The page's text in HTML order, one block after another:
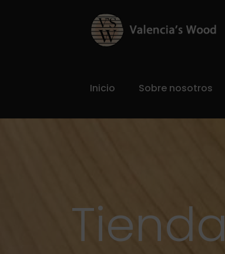
Inicio Sobre nosotros
Tienda